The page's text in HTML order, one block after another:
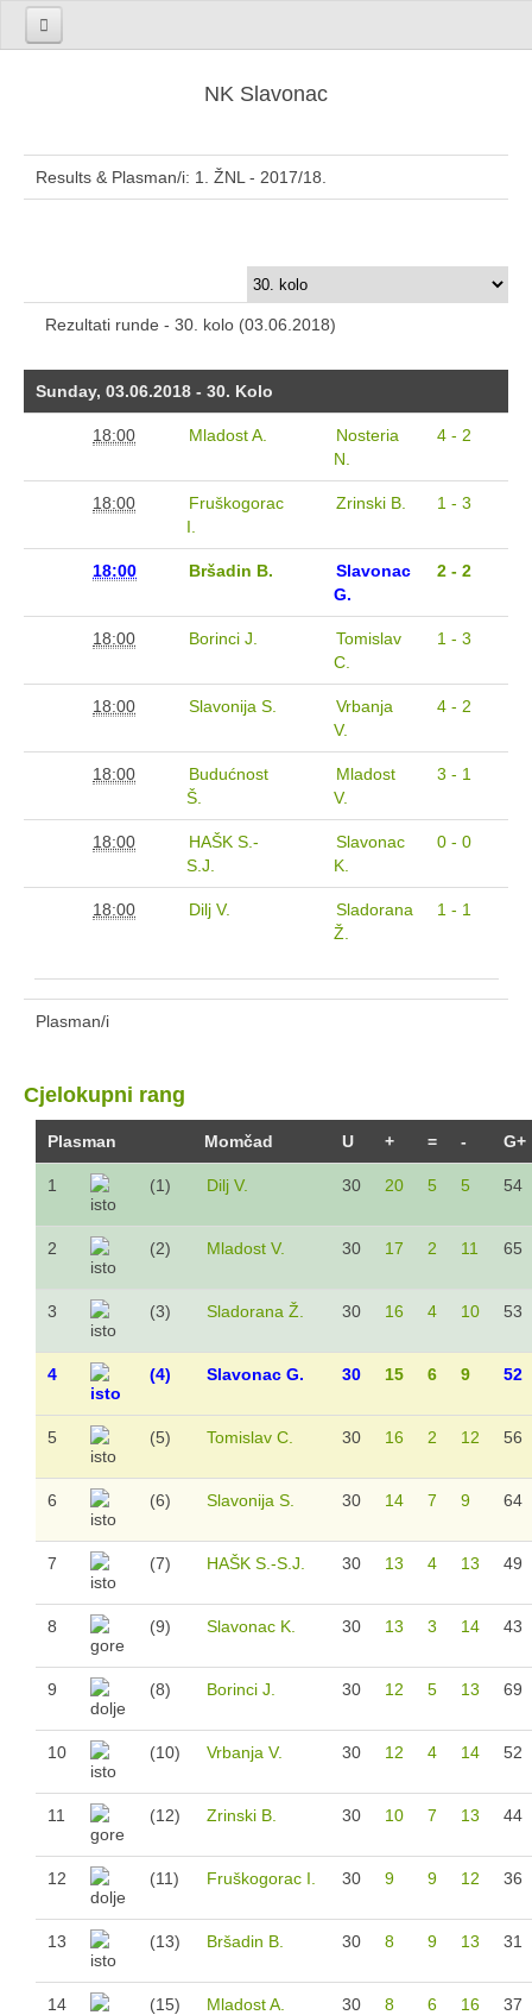
NK Slavonac
Sezona 2024/25.
Sezona 2023/24.
Sezona 2020/21.
Sezona 2019/20.
Sezona 2018/19.
Sezona 2017/18.
Sezona 2016/17.
Sezona 2015/16.
Sezona 2011/12.
Sezona 2008/09.
Sezona 2020/21.
Sezona 2007/08.
Sezona 2006/07
Sezona 2025/26.
Sezona 2023/24.
Sezona 2022/23.
Sezona 2020/21.
Sezona 2022/23.
Sezona 2019/20.
Sezona 2018/19.
Sezona 2017/18.
Sezona 2015/16.
Sezona 2025/26.
Sezona 2024/25.
Sezona 2023/24.
Sezona 2022/23.
Sezona 2021/22.
Sezona 2019/20.
Sezona 2017/18.
Sezona 2015/16.
Sezona 2016/17.
Mlađi pioniri
Sezona 2024/25.
Sezona 2023/24.
Sezona 2022/23.
Sezona 2021/22.
Sezona 2020/21.
Sezona 2019/20.
Sezona 2017/18.
Results & Plasman/i: 1. ŽNL - 2017/18.
Rezultati runde - 30. kolo (03.06.2018)
Sunday, 03.06.2018 - 30. Kolo
18:00 Mladost A.
Nosteria
N.
4 - 2
18:00
Fruškogorac
I.
Zrinski B. 1 - 3
18:00 Bršadin B.
Slavonac
G.
2 - 2
18:00 Borinci J.
Tomislav
C.
1 - 3
18:00 Slavonija S.
Vrbanja
V.
4 - 2
18:00
Budućnost
Š.
Mladost
V.
3 - 1
18:00
HAŠK S.-
S.J.
Slavonac
K.
0 - 0
18:00 Dilj V.
Sladorana
Ž.
1 - 1
Plasman/i
Cjelokupni rang
Plasman Momčad U + = - G+
1 (1) Dilj V. 30 20 5 5 54
2 (2) Mladost V. 30 17 2 11 65
3 (3) Sladorana Ž. 30 16 4 10 53
4 (4) Slavonac G. 30 15 6 9 52
5 (5) Tomislav C. 30 16 2 12 56
6 (6) Slavonija S. 30 14 7 9 64
7 (7) HAŠK S.-S.J. 30 13 4 13 49
8 (9) Slavonac K. 30 13 3 14 43
9 (8) Borinci J. 30 12 5 13 69
10 (10) Vrbanja V. 30 12 4 14 52
11 (12) Zrinski B. 30 10 7 13 44
12 (11) Fruškogorac I. 30 9 9 12 36
13 (13) Bršadin B. 30 8 9 13 31
14 (15) Mladost A. 30 8 6 16 37